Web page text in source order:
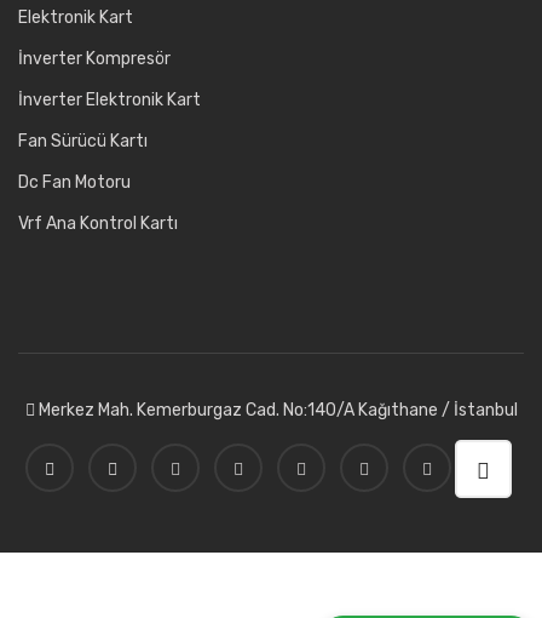
Elektronik Kart
İnverter Kompresör
İnverter Elektronik Kart
Fan Sürücü Kartı
Dc Fan Motoru
Vrf Ana Kontrol Kartı
Merkez Mah. Kemerburgaz Cad. No:140/A Kağıthane / İstanbul